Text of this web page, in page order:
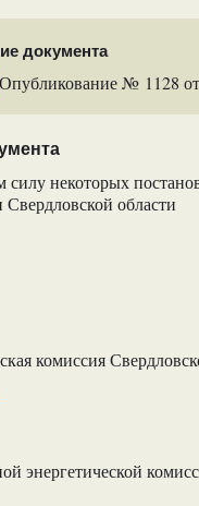
документа
Опубликование № 1128
некоторых
Свердловской области
комиссия
энергетической